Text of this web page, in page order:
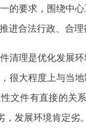
的要求，围绕中
进合法行政、合理
件清理是优化发展
很大程度上与当
文件有直接的关
发展环境肯定劣。